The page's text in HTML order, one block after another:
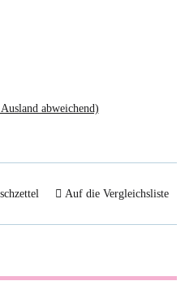
abweichend)
Auf die Vergleichsliste